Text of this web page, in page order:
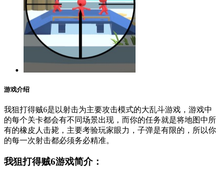
游戏介绍
我狙打得贼6是以射击为主要攻击模式的大乱斗游戏，游戏中
的每个关卡都会有不同场景出现，而你的任务就是将地图中所
有的橡皮人击毙，主要考验玩家眼力，子弹是有限的，所以你
的每一次射击都必须务必精准。
我狙打得贼6游戏简介：